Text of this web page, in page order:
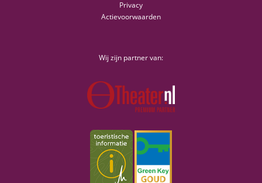
Privacy
Actievoorwaarden
Wij zijn partner van: